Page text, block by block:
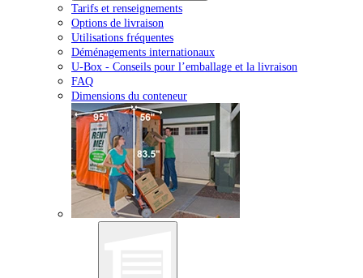
Tarifs et renseignements
Options de livraison
Utilisations fréquentes
Déménagements internationaux
U-Box - Conseils pour l’emballage et la livraison
FAQ
Dimensions du conteneur